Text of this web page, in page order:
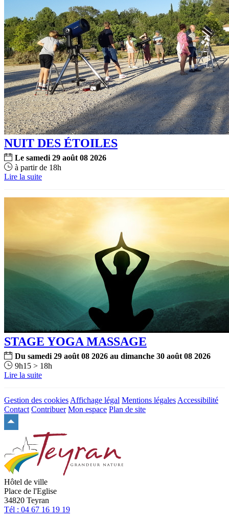
NUIT DES ÉTOILES
Le samedi 29 août 08 2026
à partir de 18h
Lire la suite
STAGE YOGA MASSAGE
Du samedi 29 août 08 2026 au dimanche 30 août 08 2026
9h15 > 18h
Lire la suite
Gestion des cookies Affichage légal Mentions légales Accessibilité
Contact Contribuer Mon espace Plan de site
haut
du
site
Hôtel de ville
Place de l'Eglise
34820 Teyran
Tél : 04 67 16 19 19